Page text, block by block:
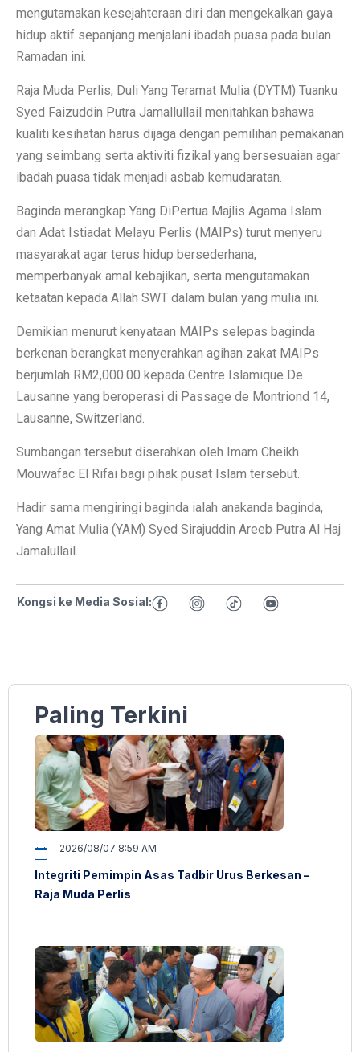
mengutamakan kesejahteraan diri dan mengekalkan gaya
hidup aktif sepanjang menjalani ibadah puasa pada bulan
Ramadan ini.
Raja Muda Perlis, Duli Yang Teramat Mulia (DYTM) Tuanku
Syed Faizuddin Putra Jamallullail menitahkan bahawa
kualiti kesihatan harus dijaga dengan pemilihan pemakanan
yang seimbang serta aktiviti fizikal yang bersesuaian agar
ibadah puasa tidak menjadi asbab kemudaratan.
Baginda merangkap Yang DiPertua Majlis Agama Islam
dan Adat Istiadat Melayu Perlis (MAIPs) turut menyeru
masyarakat agar terus hidup bersederhana,
memperbanyak amal kebajikan, serta mengutamakan
ketaatan kepada Allah SWT dalam bulan yang mulia ini.
Demikian menurut kenyataan MAIPs selepas baginda
berkenan berangkat menyerahkan agihan zakat MAIPs
berjumlah RM2,000.00 kepada Centre Islamique De
Lausanne yang beroperasi di Passage de Montriond 14,
Lausanne, Switzerland.
Sumbangan tersebut diserahkan oleh Imam Cheikh
Mouwafac El Rifai bagi pihak pusat Islam tersebut.
Hadir sama mengiringi baginda ialah anakanda baginda,
Yang Amat Mulia (YAM) Syed Sirajuddin Areeb Putra Al Haj
Jamalullail.
Kongsi ke Media Sosial:
Paling Terkini
2026/08/07 8:59 AM
Integriti Pemimpin Asas Tadbir Urus Berkesan –
Raja Muda Perlis